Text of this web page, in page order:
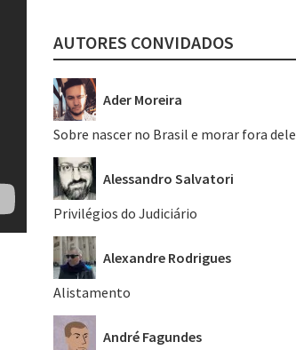
AUTORES CONVIDADOS
Ader Moreira
Sobre nascer no Brasil e morar fora dele
Alessandro Salvatori
Privilégios do Judiciário
Alexandre Rodrigues
Alistamento
André Fagundes